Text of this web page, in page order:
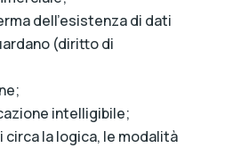
dell’esistenza di dati
(diritto di
intelligibile;
circa la logica, le modalità